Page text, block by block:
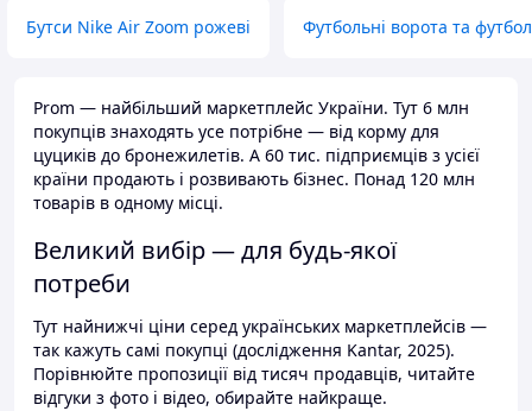
Бутси Nike Air Zoom рожеві Футбольні ворота та
Prom — найбільший маркетплейс України. Тут 6 млн
покупців знаходять усе потрібне — від корму для
цуциків до бронежилетів. А 60 тис. підприємців з усієї
країни продають і розвивають бізнес. Понад 120 млн
товарів в одному місці.
Великий вибір — для будь-якої
потреби
Тут найнижчі ціни серед українських маркетплейсів —
так кажуть самі покупці (дослідження Kantar, 2025).
Порівнюйте пропозиції від тисяч продавців, читайте
відгуки з фото і відео, обирайте найкраще.